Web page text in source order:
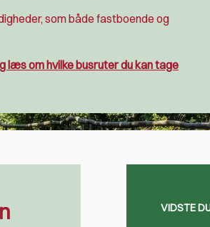
som både fastboende og
læs om hvilke busruter du kan tage
VIDSTE